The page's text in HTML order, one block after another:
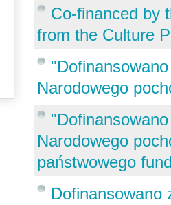
Co-financed by
from the Culture
Narodowego
Narodowego
państwowego
Dofinansowano